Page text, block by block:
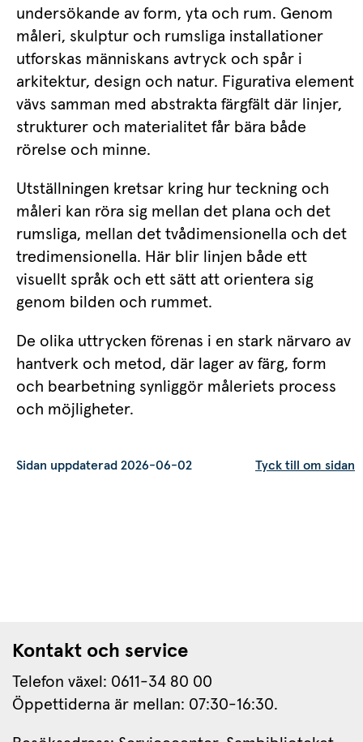
undersökande av form, yta och rum. Genom
måleri, skulptur och rumsliga installationer
utforskas människans avtryck och spår i
arkitektur, design och natur. Figurativa element
vävs samman med abstrakta färgfält där linjer,
strukturer och materialitet får bära både
rörelse och minne.
Utställningen kretsar kring hur teckning och
måleri kan röra sig mellan det plana och det
rumsliga, mellan det tvådimensionella och det
tredimensionella. Här blir linjen både ett
visuellt språk och ett sätt att orientera sig
genom bilden och rummet.
De olika uttrycken förenas i en stark närvaro av
hantverk och metod, där lager av färg, form
och bearbetning synliggör måleriets process
och möjligheter.
Sidan uppdaterad 2026-06-02 Tyck till om sidan
Kontakt och service
Telefon växel: 0611-34 80 00
Öppettiderna är mellan: 07:30-16:30.